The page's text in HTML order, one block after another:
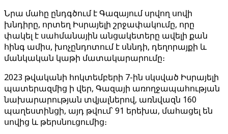
Նրա մահը ընդգծում է Գազայում սրվող սովի
խնդիրը, որտեղ Իսրայելի շրջափակումը, որը
փակել է սահմանային անցակետերը ավելի քան
հինգ ամիս, խոչընդոտում է սննդի, դեղորայքի և
մանկական կաթի մատակարարումը։
2023 թվականի հոկտեմբերի 7-ին սկսված Իսրայելի
պատերազմից ի վեր, Գազայի առողջապահության
նախարարության տվյալներով, առնվազն 160
պաղեստինցի, այդ թվում՝ 91 երեխա, մահացել են
սովից և թերսնուցումից։